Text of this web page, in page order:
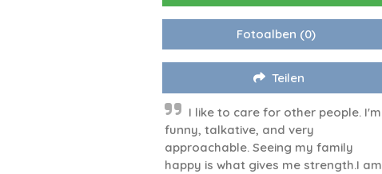
Fotoalben (0)
Teilen
I like to care for other people. I'm
funny, talkative, and very
approachable. Seeing my family
happy is what gives me strength.I am